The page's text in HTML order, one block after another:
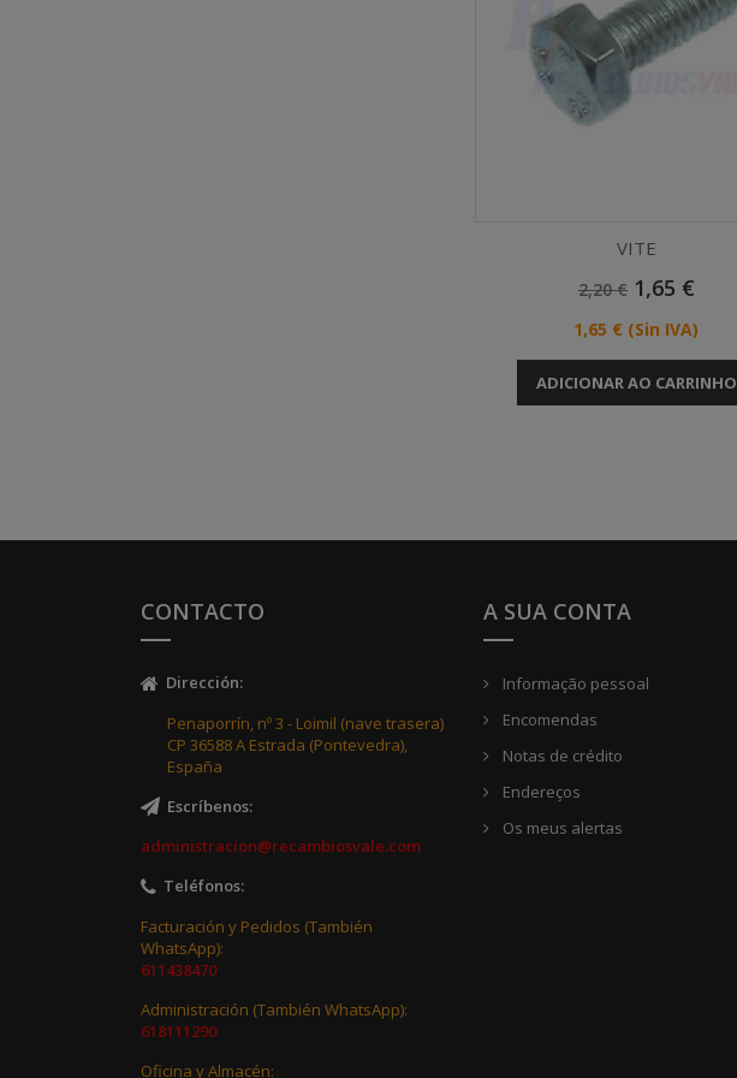
Vista rápida
VITE
Preço
2,20 € Preço
1,65 €
Preço
1,65 € (Sin IVA)
ADICIONAR AO CARRINHO
CONTACTO
Dirección:
Penaporrín, nº 3 - Loimil (nave trasera)
CP 36588 A Estrada (Pontevedra),
España
Escríbenos:
administracion@recambiosvale.com
Teléfonos:
Facturación y Pedidos (También
WhatsApp):
611438470
Administración (También WhatsApp):
618111290
Oficina y Almacén:
A SUA CONTA
Informação pessoal
Encomendas
Notas de crédito
Endereços
Os meus alertas